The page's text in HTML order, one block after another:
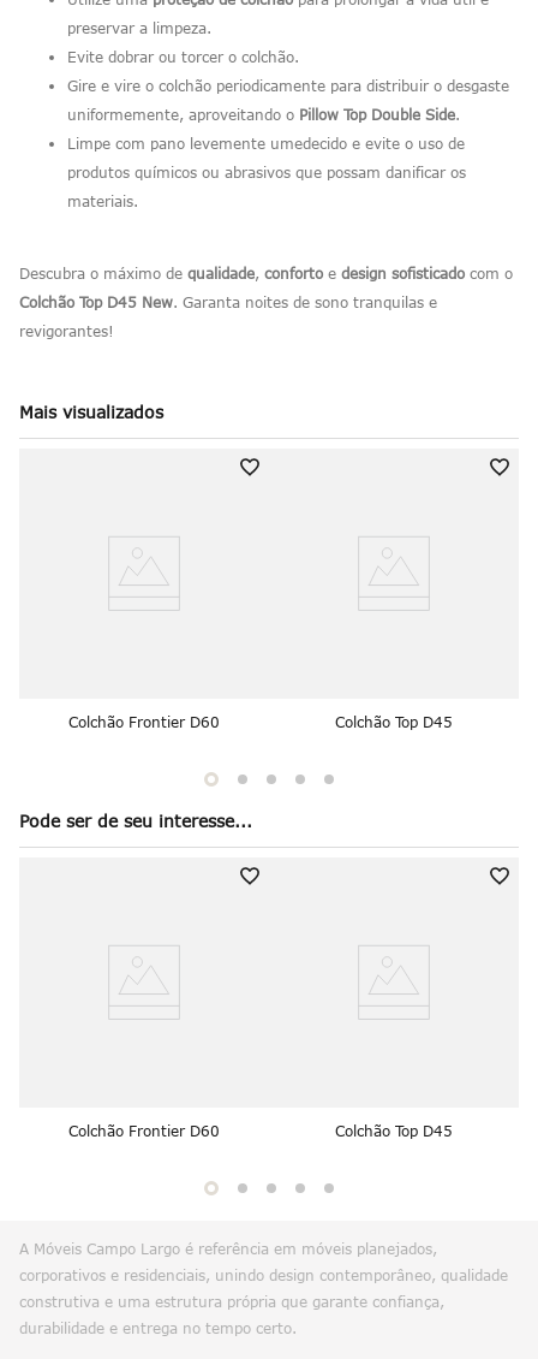
preservar a limpeza.
Evite dobrar ou torcer o colchão.
Gire e vire o colchão periodicamente para distribuir o desgaste
uniformemente, aproveitando o Pillow Top Double Side.
Limpe com pano levemente umedecido e evite o uso de
produtos químicos ou abrasivos que possam danificar os
materiais.
Descubra o máximo de qualidade, conforto e design sofisticado com o
Colchão Top D45 New. Garanta noites de sono tranquilas e
revigorantes!
Mais visualizados
Colchão Frontier D60 Colchão Top D45
Pode ser de seu interesse...
Colchão Frontier D60 Colchão Top D45
A Móveis Campo Largo é referência em móveis planejados,
corporativos e residenciais, unindo design contemporâneo, qualidade
construtiva e uma estrutura própria que garante confiança,
durabilidade e entrega no tempo certo.